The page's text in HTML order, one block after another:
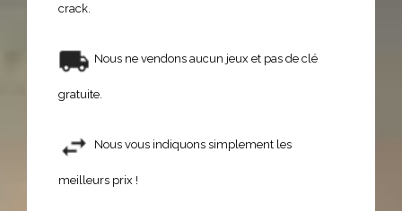
crack.
Nous ne vendons aucun jeux et pas de clé
gratuite.
Nous vous indiquons simplement les
meilleurs prix !